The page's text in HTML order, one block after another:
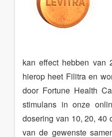
kan effect hebben van
hierop heet Filitra en
door Fortune Health
stimulans in onze
dosering van 10, 20, 40
van de gewenste